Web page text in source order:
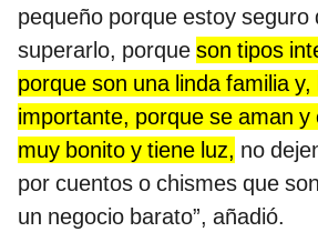
pequeño porque estoy seguro
superarlo, porque son tipos
porque son una linda familia y,
importante, porque se aman y
muy bonito y tiene luz, no
por cuentos o chismes que
un negocio barato”, añadió.